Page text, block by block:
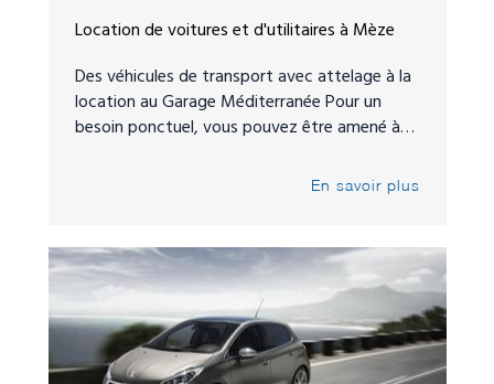
Location de voitures et d'utilitaires à Mèze
Des véhicules de transport avec attelage à la
location au Garage Méditerranée Pour un
besoin ponctuel, vous pouvez être amené à…
En savoir plus